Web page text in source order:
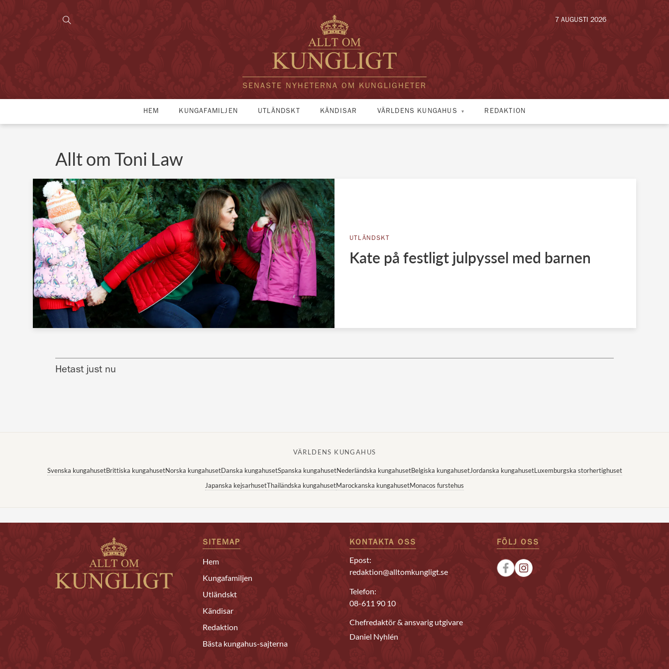
SENASTE NYHETERNA OM KUNGLIGHETER
7 AUGUSTI 2026
HEM KUNGAFAMILJEN UTLÄNDSKT KÄNDISAR VÄRLDENS KUNGAHUS REDAKTION
Allt om Toni Law
UTLÄNDSKT
Kate på festligt julpyssel med barnen
Hetast just nu
VÄRLDENS KUNGAHUS
Svenska kungahusetBrittiska kungahusetNorska kungahusetDanska kungahusetSpanska kungahusetNederländska kungahusetBelgiska kungahusetJordanska kungahusetLuxemburgska storhertighuset
Japanska kejsarhusetThailändska kungahusetMarockanska kungahusetMonacos furstehus
SITEMAP
Hem
Kungafamiljen
Utländskt
Kändisar
Redaktion
Bästa kungahus-sajterna
KONTAKTA OSS
Epost:
redaktion@alltomkungligt.se
Telefon:
08-611 90 10
Chefredaktör & ansvarig utgivare
Daniel Nyhlén
FÖLJ OSS